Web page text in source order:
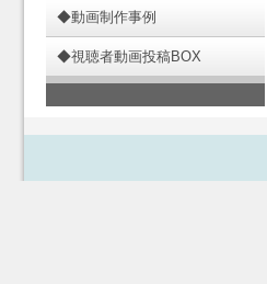
◆動画制作事例
◆視聴者動画投稿BOX